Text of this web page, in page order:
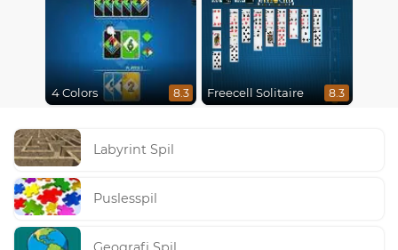
4 Colors 8.3 Freecell Solitaire 8.3
Labyrint Spil
Puslesspil